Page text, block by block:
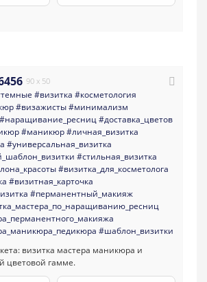
90 x 50
#визитка #косметология
#визажисты#минимализм
#наращивание_ресниц#доставка_цветов
#маникюр#личная_визитка
#универсальная_визитка
#стильная_визитка
#визитка_для_косметолога
#визитная_карточка
#перманентный_макияж
#шаблон_визитки